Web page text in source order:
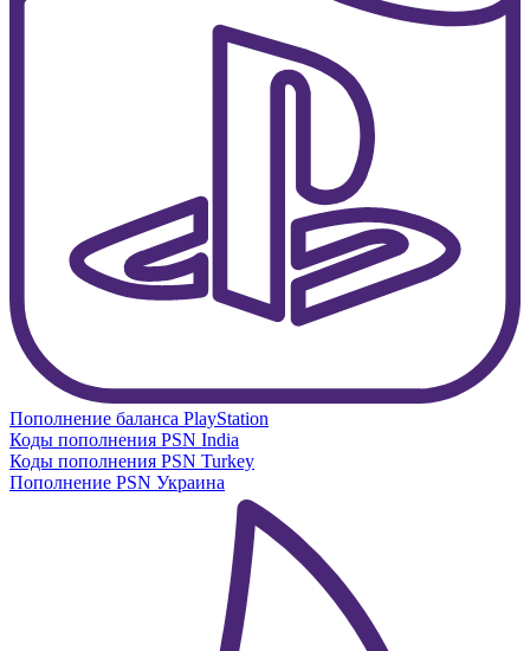
Пополнение баланса PlayStation
Коды пополнения PSN India
Коды пополнения PSN Turkey
Пополнение PSN Украина